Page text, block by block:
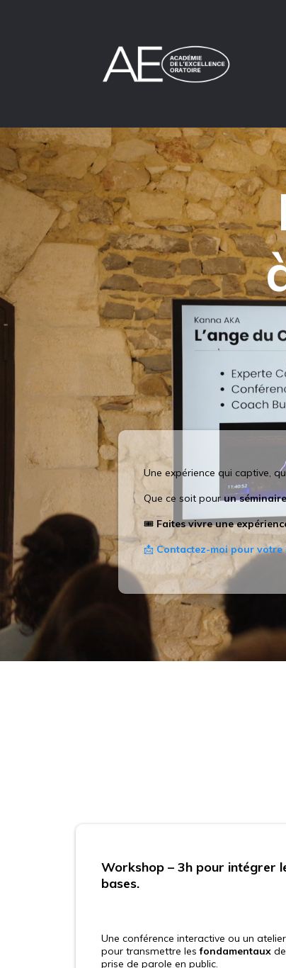
Une expérience qui captive,
Que ce soit pourun séminaire
🎟️ Faites vivre une
📩Contactez-moi pour votre
Workshop – 3h pour intégrer
bases.
Une conférence interactive ou un atelier
pour transmettre lesfondamentaux
prise de parole en public.